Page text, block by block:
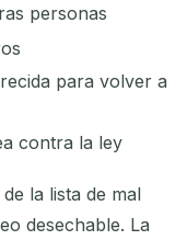
personas
para volver a
contra la ley
la lista de mal
desechable. La